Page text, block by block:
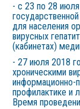
- с 23 по 28
для населения
вирусных
(кабинетах)
- 27 июля 2018
хроническими
информационно-
профилактике и
Время